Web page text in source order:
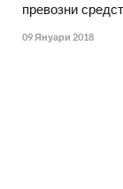
превозни
09 Януари 2018